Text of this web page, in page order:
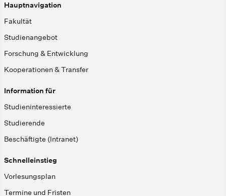
Hauptnavigation
Fakultät
Studienangebot
Forschung & Entwicklung
Kooperationen & Transfer
Information für
Studieninteressierte
Studierende
Beschäftigte (Intranet)
Schnelleinstieg
Vorlesungsplan
Termine und Fristen